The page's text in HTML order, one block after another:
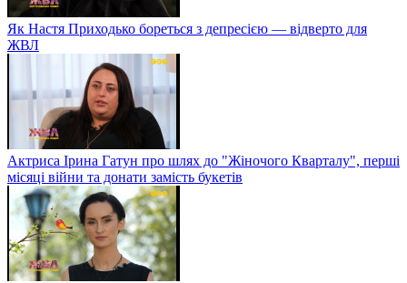
Як Настя Приходько бореться з депресією — відверто для
ЖВЛ
Актриса Ірина Гатун про шлях до "Жіночого Кварталу", перші
місяці війни та донати замість букетів